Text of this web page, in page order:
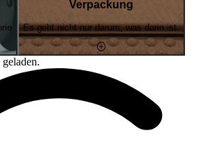
Verpackung
Es geht nicht nur darum, was darin ist.